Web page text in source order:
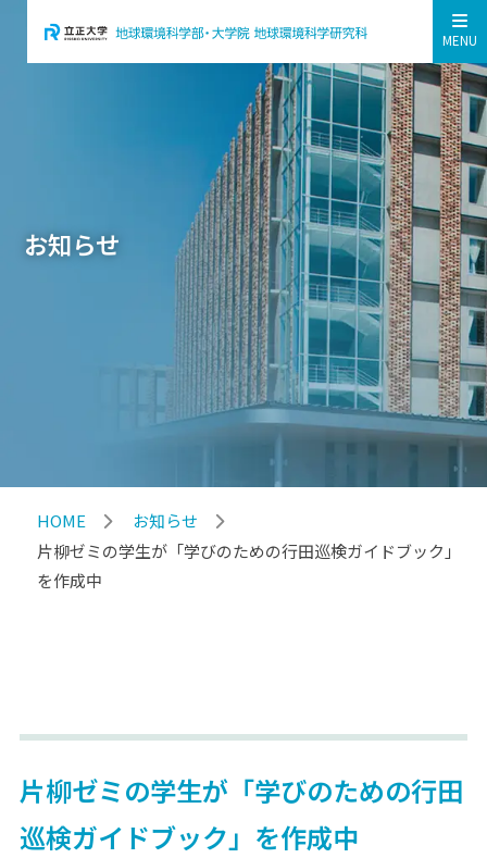
MENU
お知らせ
HOME
お知らせ
片柳ゼミの学生が「学びのための行田巡検ガイドブック」
を作成中
片柳ゼミの学生が「学びのための行田
巡検ガイドブック」を作成中